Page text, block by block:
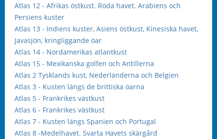
Atlas 12 - Afrikas östkust. Röda havet. Arabiens och
Persiens kuster
Atlas 13 - Indiens kuster, Asiens östkust, Kinesiska havet,
Javasjön, kringliggande öar
Atlas 14 - Nordamerikas atlantkust
Atlas 15 - Mexikanska golfen och Antillerna
Atlas 2 Tysklands kust, Nederländerna och Belgien
Atlas 3 - Kusten längs de brittiska öarna
Atlas 5 - Frankrikes västkust
Atlas 6 - Frankrikes västkust
Atlas 7 - Kusten längs Spanien och Portugal
Atlas 8 -Medelhavet. Svarta Havets skärgård